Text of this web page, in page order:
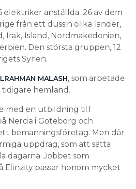
elektriker anställda. 26 av dem
från ett dussin olika länder,
Irak, Island, Nordmakedonien,
Den största gruppen, 12
Syrien.
MALASH, som arbetade
hemland.
med en utbildning till
Nercia i Göteborg och
bemanningsföretag. Men där
uppdrag, som att sätta
dagarna. Jobbet som
Elinzity passar honom mycket